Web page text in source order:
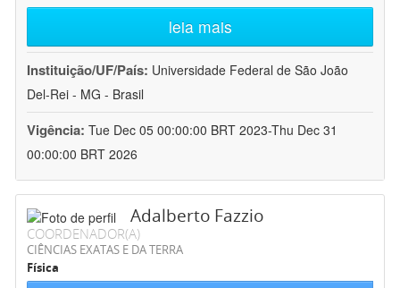
leia mais
Instituição/UF/País: Universidade Federal de São João
Del-Rei - MG - Brasil
Vigência: Tue Dec 05 00:00:00 BRT 2023-Thu Dec 31
00:00:00 BRT 2026
Adalberto Fazzio
COORDENADOR(A)
CIÊNCIAS EXATAS E DA TERRA
Física